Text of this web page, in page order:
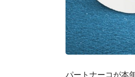
パートナーコが本